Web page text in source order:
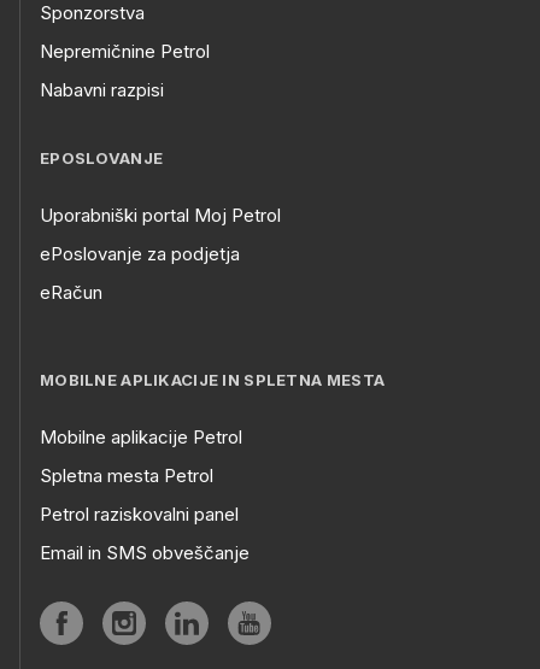
Sponzorstva
Nepremičnine Petrol
Nabavni razpisi
EPOSLOVANJE
Uporabniški portal Moj Petrol
ePoslovanje za podjetja
eRačun
MOBILNE APLIKACIJE IN SPLETNA MESTA
Mobilne aplikacije Petrol
Spletna mesta Petrol
Petrol raziskovalni panel
Email in SMS obveščanje